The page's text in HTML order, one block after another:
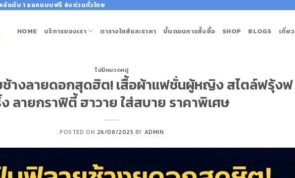
นดับ 1 ออกแบบฟรี ส่งด่วนทั่วไทย
HOME บริการของเรา ตารางไซส์และราคา ขั้นตอนการสั้งซื้อ SHOP BLOGS เกี่ย
ไม่มีหมวดหมู่
างลายดอกสุดฮิต! เสื้อผ้าแฟชั่นผู้หญิง สไตล์ฟรุ้งฟ
ลายกราฟิตี้ ฮาวาย ใส่สบาย ราคาพิเศษ
POSTED ON 26/08/2025 BY ADMIN